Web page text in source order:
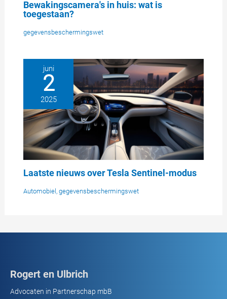
Bewakingscamera's in huis: wat is
toegestaan?
gegevensbeschermingswet
juni
2
2025
Laatste nieuws over Tesla Sentinel-modus
Automobiel,gegevensbeschermingswet
Rogert en Ulbrich
Advocaten in Partnerschap mbB